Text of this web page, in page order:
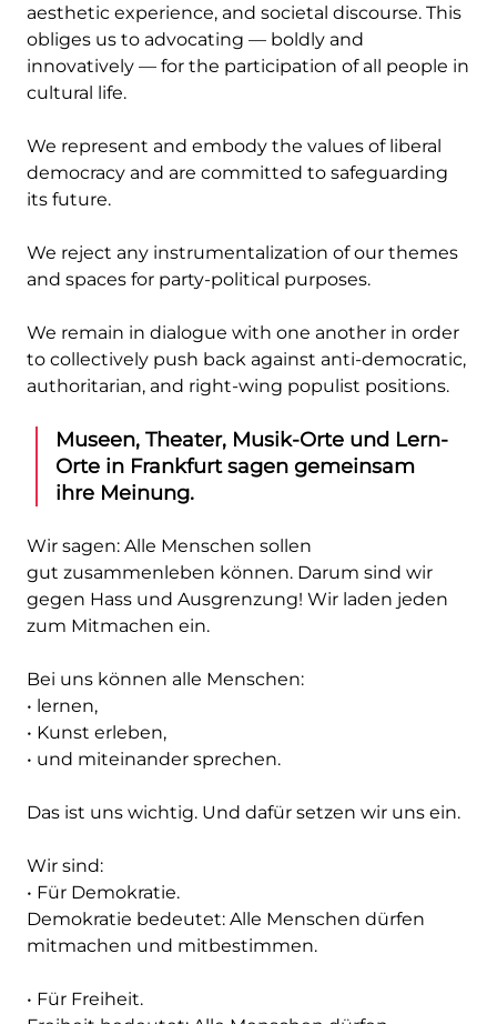
aesthetic experience, and societal discourse. This
obliges us to advocating — boldly and
innovatively — for the participation of all people in
cultural life.
We represent and embody the values of liberal
democracy and are committed to safeguarding
its future.
We reject any instrumentalization of our themes
and spaces for party-political purposes.
We remain in dialogue with one another in order
to collectively push back against anti-democratic,
authoritarian, and right-wing populist positions.
Museen, Theater, Musik-Orte und Lern-
Orte in Frankfurt sagen gemeinsam
ihre Meinung.
Wir sagen: Alle Menschen sollen
gut zusammenleben können. Darum sind wir
gegen Hass und Ausgrenzung! Wir laden jeden
zum Mitmachen ein.
Bei uns können alle Menschen:
• lernen,
• Kunst erleben,
• und miteinander sprechen.
Das ist uns wichtig. Und dafür setzen wir uns ein.
Wir sind:
• Für Demokratie.
Demokratie bedeutet: Alle Menschen dürfen
mitmachen und mitbestimmen.
• Für Freiheit.